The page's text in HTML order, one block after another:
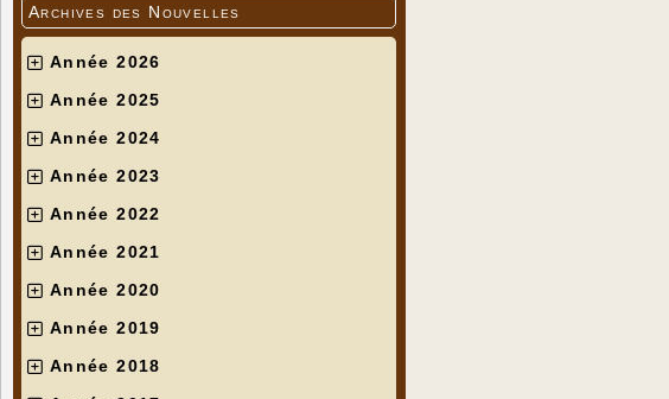
Archives des Nouvelles
Année 2026
Année 2025
Année 2024
Année 2023
Année 2022
Année 2021
Année 2020
Année 2019
Année 2018